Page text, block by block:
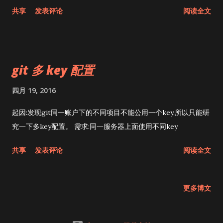
共享 发表评论 阅读全文
git 多 key 配置
四月 19, 2016
起因:发现git同一账户下的不同项目不能公用一个key,所以只能研
究一下多key配置。 需求:同一服务器上面使用不同key
共享 发表评论 阅读全文
更多博文